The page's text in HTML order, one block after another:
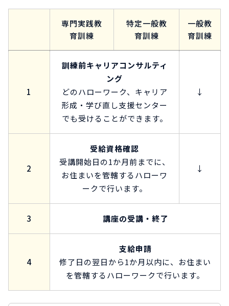
専門実践教
育訓練
特定一般教
育訓練
一般教
育訓練
1
訓練前キャリアコンサルティ
ング
どのハローワーク、キャリア
形成・学び直し支援センター
でも受けることができます。
↓
2
受給資格確認
受講開始日の1か月前までに、
お住まいを管轄するハローワ
ークで行います。
↓
3 講座の受講・終了
4
支給申請
修了日の翌日から1か月以内に、お住まい
を管轄するハローワークで行います。